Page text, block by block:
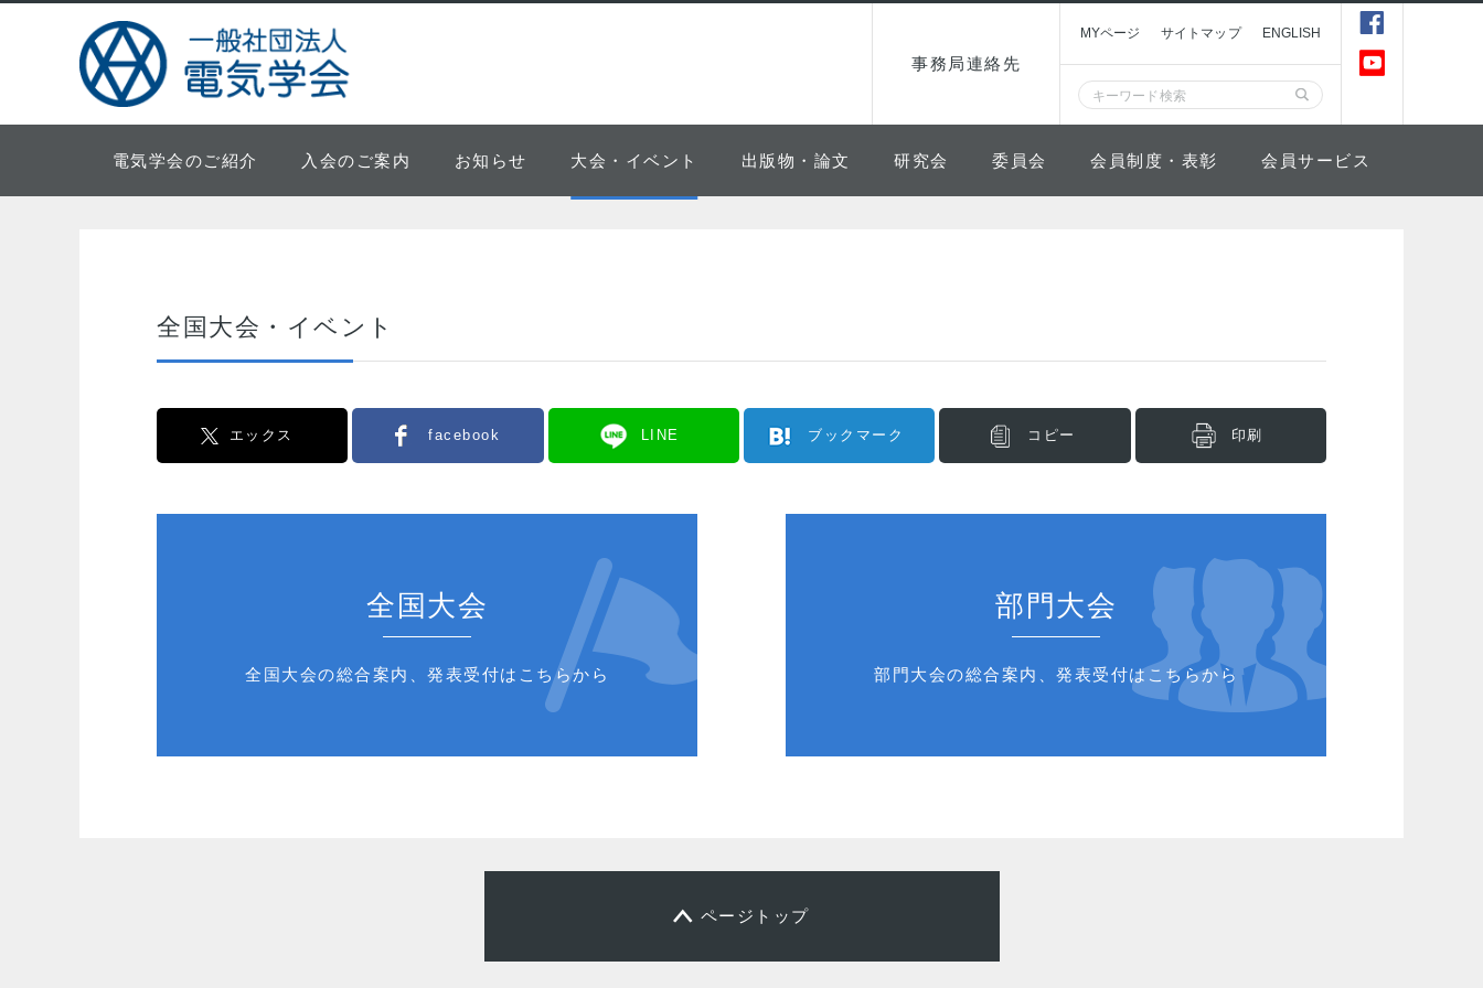
事務局連絡先
MYページ サイトマップ ENGLISH
電気学会のご紹介 入会のご案内 お知らせ 大会・イベント 出版物・論文 研究会 委員会 会員制度・表彰 会員サービス
全国大会・イベント
エックス facebook LINE ブックマーク コピー 印刷
全国大会
全国大会の総合案内、発表受付はこちらから
部門大会
部門大会の総合案内、発表受付はこちらから
ページトップ